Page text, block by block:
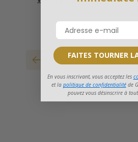
1 2 3 4 5
FAITES TOURNER
En vous inscrivant, vous acceptez les
et la politique de confidentialitéde
pouvez vous désinscrire à